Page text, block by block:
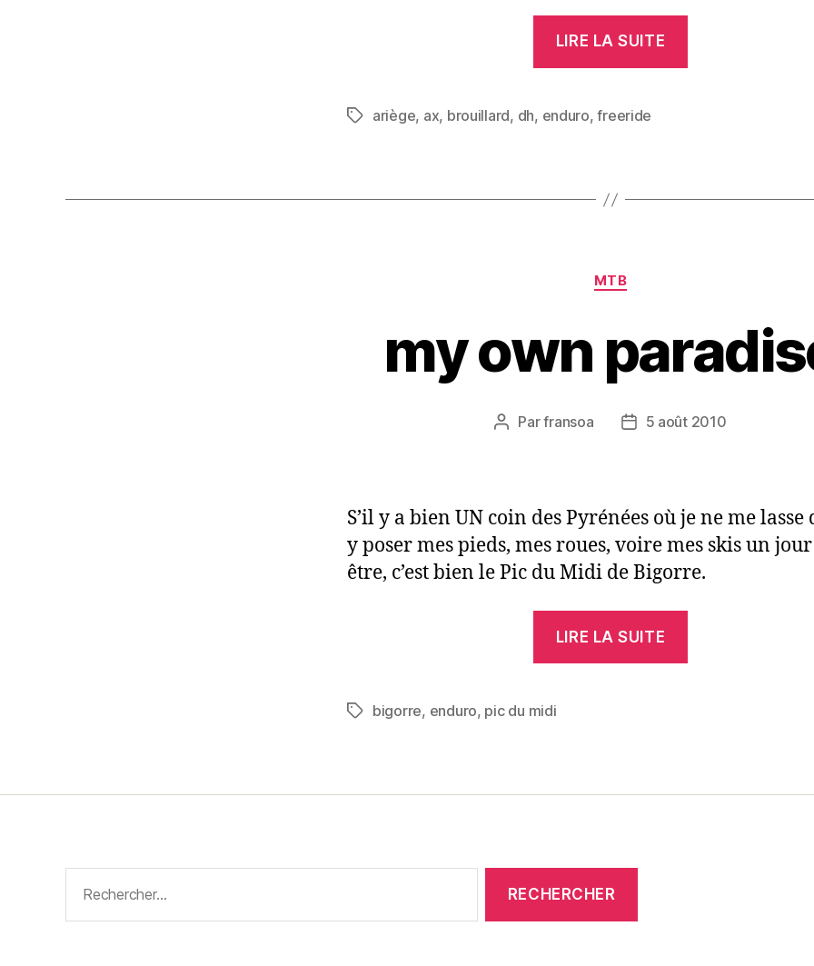
LIRE LA SUITE
mais
Étiquettes
ariège, ax, brouillard, dh, enduro,freeride
Catégories
MTB
my own
Auteur
Parfransoa
Date5 août 2010
S’il y a bien UN coin des Pyrénées où je ne me lasse
y poser mes pieds, mes roues, voire mes skis un
être, c’est bien le Pic du Midi de Bigorre.
LIRE LA SUITE
Étiquettes
bigorre, enduro, pic du midi